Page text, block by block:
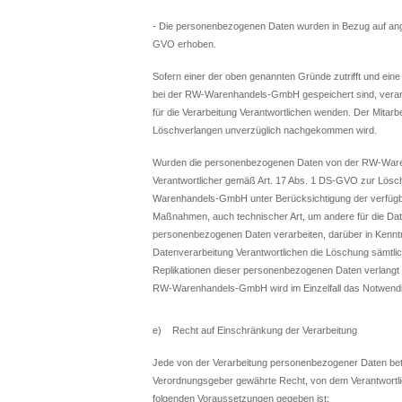
- Die personenbezogenen Daten wurden in Bezug auf
GVO erhoben.
Sofern einer der oben genannten Gründe zutrifft und
bei der RW-Warenhandels-GmbH gespeichert sind,
für die Verarbeitung Verantwortlichen wenden. Der
Löschverlangen unverzüglich nachgekommen wird.
Wurden die personenbezogenen Daten von der RW-
Verantwortlicher gemäß Art. 17 Abs. 1 DS-GVO zur
Warenhandels-GmbH unter Berücksichtigung der
Maßnahmen, auch technischer Art, um andere für die
personenbezogenen Daten verarbeiten, darüber in
Datenverarbeitung Verantwortlichen die Löschung
Replikationen dieser personenbezogenen Daten
RW-Warenhandels-GmbH wird im Einzelfall das
e) Recht auf Einschränkung der Verarbeitung
Jede von der Verarbeitung personenbezogener Daten
Verordnungsgeber gewährte Recht, von dem
folgenden Voraussetzungen gegeben ist: